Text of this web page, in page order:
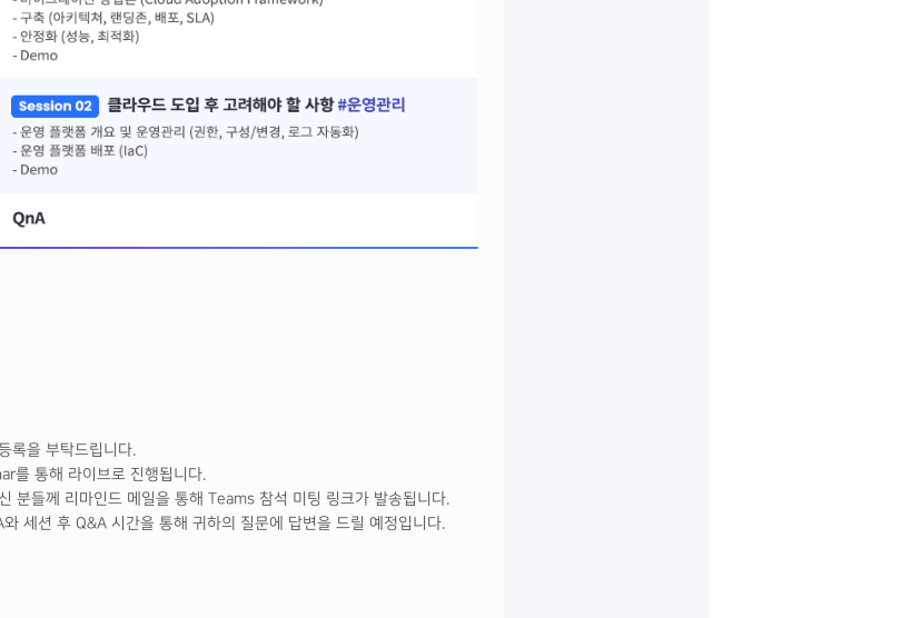
록을 부탁드립니다.
를 통해 라이브로 진행됩니다.
분들께 리마인드 메일을 통해 Teams 참석 미팅 링크가 발송됩니다.
와 세션 후 Q&A 시간을 통해 귀하의 질문에 답변을 드릴 예정입니다.